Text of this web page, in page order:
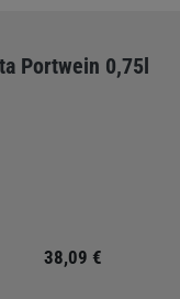
Portwein 0,75l
38,09 €